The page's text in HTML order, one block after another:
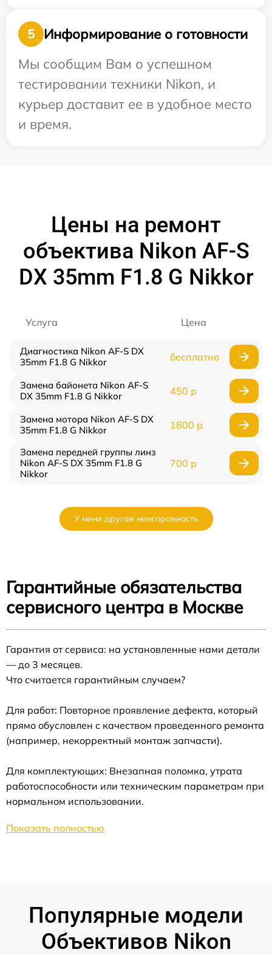
5
Информирование о готовности
Мы сообщим Вам о успешном
тестировании техники Nikon, и
курьер доставит ее в удобное место
и время.
Цены на ремонт
объектива Nikon AF-S
DX 35mm F1.8 G Nikkor
Услуга Цена
Диагностика Nikon AF-S DX
35mm F1.8 G Nikkor
бесплатно
Замена байонета Nikon AF-S
DX 35mm F1.8 G Nikkor
450 р
Замена мотора Nikon AF-S DX
35mm F1.8 G Nikkor
1800 р
Замена передней группы линз
Nikon AF-S DX 35mm F1.8 G
Nikkor
700 р
У меня другая неисправность
Гарантийные обязательства
сервисного центра в Москве
Гарантия от сервиса: на установленные нами детали
— до 3 месяцев.
Что считается гарантийным случаем?
Для работ: Повторное проявление дефекта, который
прямо обусловлен с качеством проведенного ремонта
(например, некорректный монтаж запчасти).
Для комплектующих: Внезапная поломка, утрата
работоспособности или техническим параметрам при
нормальном использовании.
Показать полностью
Популярные модели
Объективов Nikon